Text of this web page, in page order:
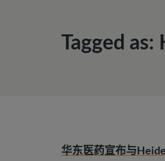
Tagged as:
华东医药宣布与